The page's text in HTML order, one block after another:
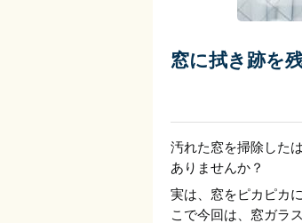
窓に拭き跡を
汚れた窓を掃除した
ありませんか？
実は、窓をピカピカ
こで今回は、窓ガラ